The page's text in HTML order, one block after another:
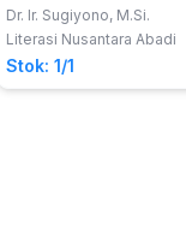
INDONESIA
Dr. Ir. Sugiyono, M.Si.
Literasi Nusantara Abadi
Stok: 1/1